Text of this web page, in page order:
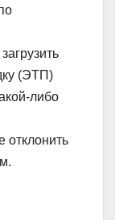
(ЭТП)
либо
отклонить